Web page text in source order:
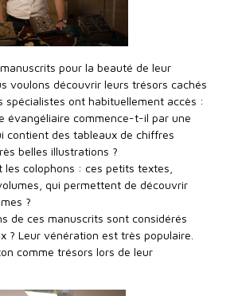
pour la beauté de leur
voulons découvrir leurs trésors cachés
spécialistes ont habituellement accès :
évangéliaire commence-t-il par une
contient des tableaux de chiffres
belles illustrations ?
les colophons : ces petits textes,
qui permettent de découvrir
?
de ces manuscrits sont considérés
? Leur vénération est très populaire.
comme trésors lors de leur